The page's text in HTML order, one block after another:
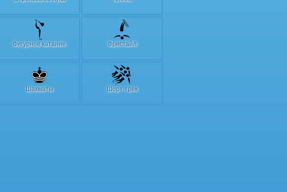
Фигурное катание Фристайл
Шахматы Шорт-трек